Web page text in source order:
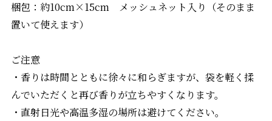
梱包：約10cm×15cm メッシュネット入り（そのまま
置いて使えます）
ご注意
・香りは時間とともに徐々に和らぎますが、袋を軽く揉
んでいただくと再び香りが立ちやすくなります。
・直射日光や高温多湿の場所は避けてください。